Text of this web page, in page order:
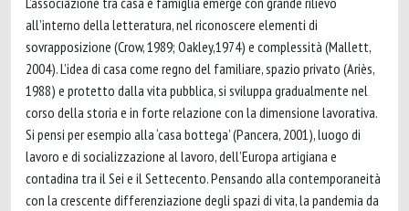
all’interno della letteratura, nel riconoscere elementi di
sovrapposizione (Crow, 1989; Oakley,1974) e complessità (Mallett,
2004). L’idea di casa come regno del familiare, spazio privato (Ariès,
1988) e protetto dalla vita pubblica, si sviluppa gradualmente nel
corso della storia e in forte relazione con la dimensione lavorativa.
Si pensi per esempio alla ‘casa bottega’ (Pancera, 2001), luogo di
lavoro e di socializzazione al lavoro, dell’Europa artigiana e
contadina tra il Sei e il Settecento. Pensando alla contemporaneità
con la crescente differenziazione degli spazi di vita, la pandemia da